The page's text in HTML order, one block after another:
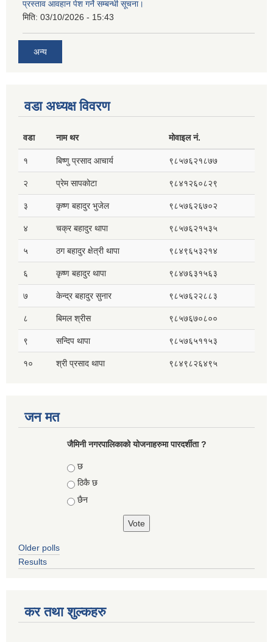
प्रस्ताव आवहान पेश गर्ने सम्बन्धी सूचना।
मिति: 03/10/2026 - 15:43
अन्य
वडा अध्यक्ष विवरण
वडा नाम थर मोवाइल नं.
१ बिष्णु प्रसाद आचार्य ९८५७६२१८७७
२ प्रेम सापकोटा ९८४१२६०८२९
३ कृष्ण बहादुर भुजेल ९८५७६२६७०२
४ चक्र बहादुर थापा ९८५७६२१५३५
५ ठग बहादुर क्षेत्री थापा ९८४९६५३२१४
६ कृष्ण बहादुर थापा ९८४७६३१५६३
७ केन्द्र बहादुर सुनार ९८५७६२२८८३
८ बिमल श्रीस ९८५७६७०८००
९ सन्दिप थापा ९८५७६५११५३
१० श्री प्रसाद थापा ९८४९८२६४९५
जन मत
जैमिनी नगरपालिकाको योजनाहरुमा पारदर्शीता ?
Choices
छ
ठिकै छ
छैन
Older polls
Results
कर तथा शुल्कहरु